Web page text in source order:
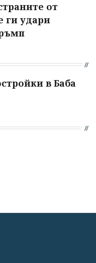
от
ги удари
в Баба